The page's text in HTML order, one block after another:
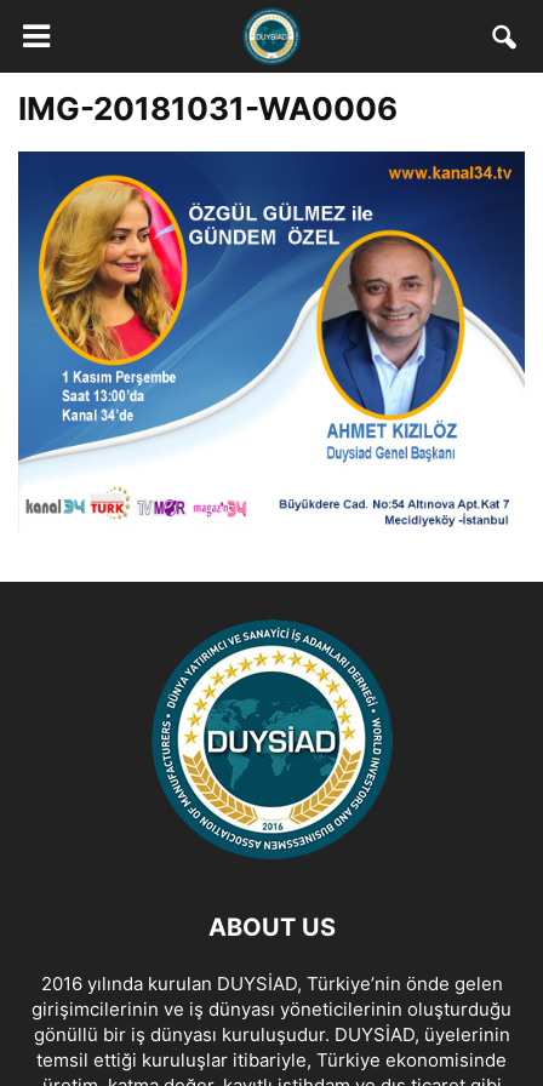
IMG-20181031-WA0006
ABOUT US
2016 yılında kurulan DUYSİAD, Türkiye’nin önde gelen
girişimcilerinin ve iş dünyası yöneticilerinin oluşturduğu
gönüllü bir iş dünyası kuruluşudur. DUYSİAD, üyelerinin
temsil ettiği kuruluşlar itibariyle, Türkiye ekonomisinde